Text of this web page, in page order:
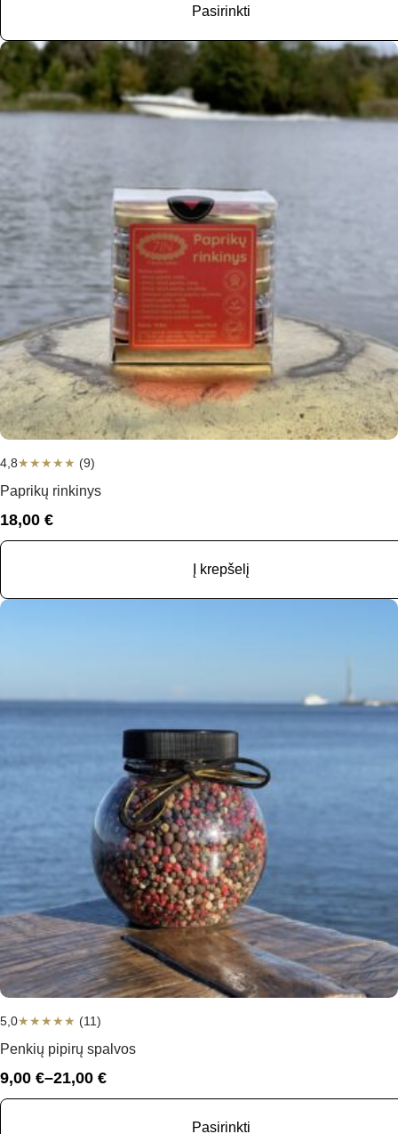
9,00 €
Pasirinkti
4,8★★★★★ (9)
Paprikų rinkinys
18,00 €
Į krepšelį
5,0★★★★★ (11)
Penkių pipirų spalvos
9,00 €–21,00 €
Price
range:
Pasirinkti